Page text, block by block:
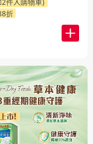
件入購物車)
折